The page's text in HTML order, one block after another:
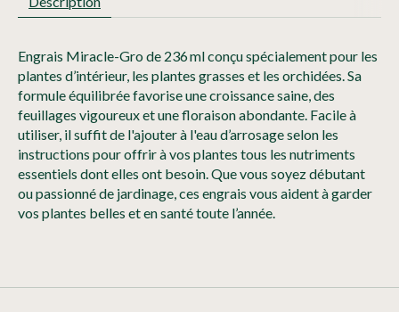
Engrais Miracle-Gro de 236 ml conçu spécialement pour les
plantes d’intérieur, les plantes grasses et les orchidées. Sa
formule équilibrée favorise une croissance saine, des
feuillages vigoureux et une floraison abondante. Facile à
utiliser, il suffit de l'ajouter à l'eau d’arrosage selon les
instructions pour offrir à vos plantes tous les nutriments
essentiels dont elles ont besoin. Que vous soyez débutant
ou passionné de jardinage, ces engrais vous aident à garder
vos plantes belles et en santé toute l’année.